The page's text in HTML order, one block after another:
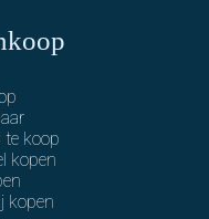
te koop
kopen
kopen